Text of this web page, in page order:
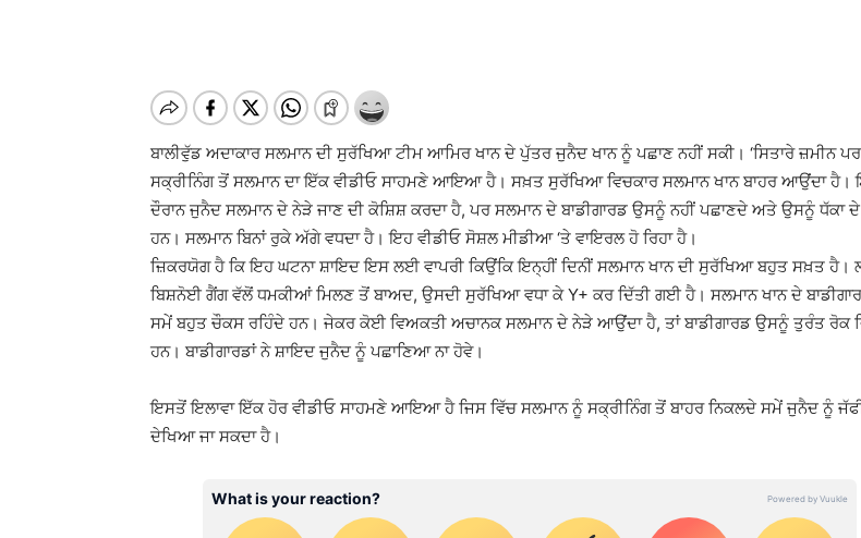
ਬਾਲੀਵੁੱਡ ਅਦਾਕਾਰ ਸਲਮਾਨ ਦੀ ਸੁਰੱਖਿਆ ਟੀਮ ਆਮਿਰ ਖਾਨ ਦੇ ਪੁੱਤਰ ਜੁਨੈਦ ਖਾਨ ਨੂੰ ਪਛਾਣ ਨਹੀਂ ਸਕੀ। ‘ਸਿਤਾਰੇ ਜ਼ਮੀਨ
ਸਕ੍ਰੀਨਿੰਗ ਤੋਂ ਸਲਮਾਨ ਦਾ ਇੱਕ ਵੀਡੀਓ ਸਾਹਮਣੇ ਆਇਆ ਹੈ। ਸਖ਼ਤ ਸੁਰੱਖਿਆ ਵਿਚਕਾਰ ਸਲਮਾਨ ਖਾਨ ਬਾਹਰ ਆਉਂਦਾ ਹੈ।
ਦੌਰਾਨ ਜੁਨੈਦ ਸਲਮਾਨ ਦੇ ਨੇੜੇ ਜਾਣ ਦੀ ਕੋਸ਼ਿਸ਼ ਕਰਦਾ ਹੈ, ਪਰ ਸਲਮਾਨ ਦੇ ਬਾਡੀਗਾਰਡ ਉਸਨੂੰ ਨਹੀਂ ਪਛਾਣਦੇ ਅਤੇ ਉਸਨੂੰ ਧੱਕਾ
ਹਨ। ਸਲਮਾਨ ਬਿਨਾਂ ਰੁਕੇ ਅੱਗੇ ਵਧਦਾ ਹੈ। ਇਹ ਵੀਡੀਓ ਸੋਸ਼ਲ ਮੀਡੀਆ ‘ਤੇ ਵਾਇਰਲ ਹੋ ਰਿਹਾ ਹੈ।
ਜ਼ਿਕਰਯੋਗ ਹੈ ਕਿ ਇਹ ਘਟਨਾ ਸ਼ਾਇਦ ਇਸ ਲਈ ਵਾਪਰੀ ਕਿਉਂਕਿ ਇਨ੍ਹੀਂ ਦਿਨੀਂ ਸਲਮਾਨ ਖਾਨ ਦੀ ਸੁਰੱਖਿਆ ਬਹੁਤ ਸਖ਼ਤ ਹੈ।
ਬਿਸ਼ਨੋਈ ਗੈਂਗ ਵੱਲੋਂ ਧਮਕੀਆਂ ਮਿਲਣ ਤੋਂ ਬਾਅਦ, ਉਸਦੀ ਸੁਰੱਖਿਆ ਵਧਾ ਕੇ Y+ ਕਰ ਦਿੱਤੀ ਗਈ ਹੈ। ਸਲਮਾਨ ਖਾਨ ਦੇ
ਸਮੇਂ ਬਹੁਤ ਚੌਕਸ ਰਹਿੰਦੇ ਹਨ। ਜੇਕਰ ਕੋਈ ਵਿਅਕਤੀ ਅਚਾਨਕ ਸਲਮਾਨ ਦੇ ਨੇੜੇ ਆਉਂਦਾ ਹੈ, ਤਾਂ ਬਾਡੀਗਾਰਡ ਉਸਨੂੰ ਤੁਰੰਤ ਰੋਕ
ਹਨ। ਬਾਡੀਗਾਰਡਾਂ ਨੇ ਸ਼ਾਇਦ ਜੁਨੈਦ ਨੂੰ ਪਛਾਣਿਆ ਨਾ ਹੋਵੇ।
ਇਸਤੋਂ ਇਲਾਵਾ ਇੱਕ ਹੋਰ ਵੀਡੀਓ ਸਾਹਮਣੇ ਆਇਆ ਹੈ ਜਿਸ ਵਿੱਚ ਸਲਮਾਨ ਨੂੰ ਸਕ੍ਰੀਨਿੰਗ ਤੋਂ ਬਾਹਰ ਨਿਕਲਦੇ ਸਮੇਂ ਜੁਨੈਦ ਨੂੰ
ਦੇਖਿਆ ਜਾ ਸਕਦਾ ਹੈ।